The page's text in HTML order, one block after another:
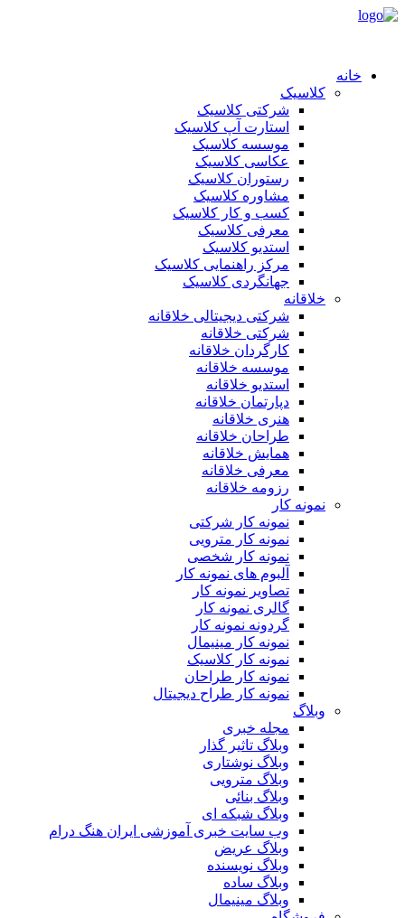
خانه
کلاسیک
شرکتی کلاسیک
استارت آپ کلاسیک
موسسه کلاسیک
عکاسی کلاسیک
رستوران کلاسیک
مشاوره کلاسیک
کسب و کار کلاسیک
معرفی کلاسیک
استدیو کلاسیک
مرکز راهنمایی کلاسیک
جهانگردی کلاسیک
خلاقانه
شرکتی دیجیتالی خلاقانه
شرکتی خلاقانه
کارگردان خلاقانه
موسسه خلاقانه
استدیو خلاقانه
دپارتمان خلاقانه
هنری خلاقانه
طراحان خلاقانه
همایش خلاقانه
معرفی خلاقانه
رزومه خلاقانه
نمونه کار
نمونه کار شرکتی
نمونه کار مترویی
نمونه کار شخصی
آلبوم های نمونه کار
تصاویر نمونه کار
گالری نمونه کار
گردونه نمونه کار
نمونه کار مینیمال
نمونه کار کلاسیک
نمونه کار طراحان
نمونه کار طراح دیجیتال
وبلاگ
مجله خبری
وبلاگ تاثیر گذار
وبلاگ نوشتاری
وبلاگ مترویی
وبلاگ بنائی
وبلاگ شبکه ای
وب سایت خبری آموزشی ایران هنگ درام
وبلاگ عریض
وبلاگ نویسنده
وبلاگ ساده
وبلاگ مینیمال